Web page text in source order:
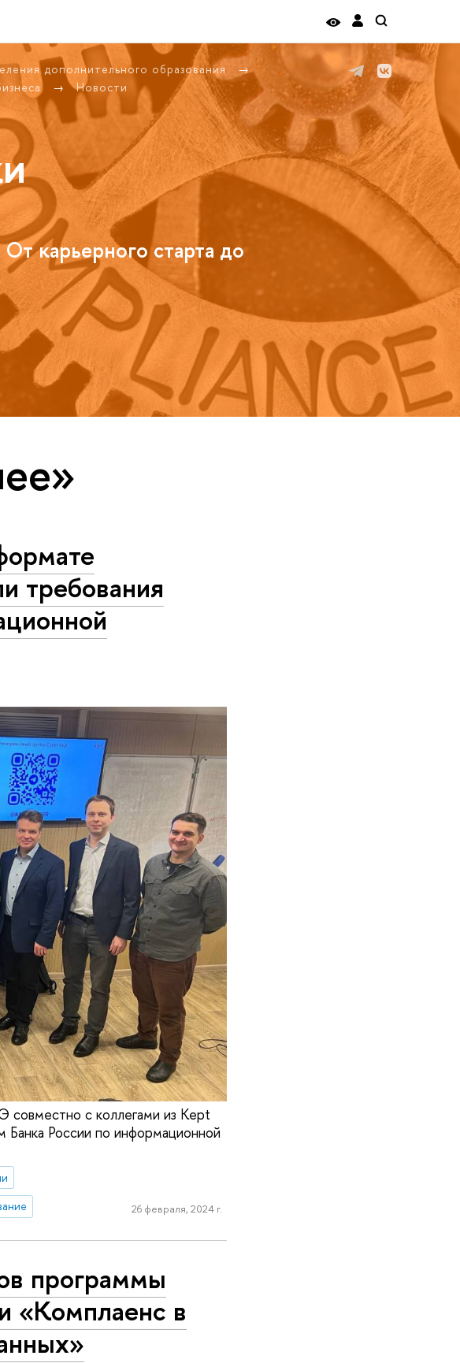
дополнительного образования
Новости
карьерного старта до
требования
с коллегами из Kept
Банка России по информационной
26 февраля, 2024 г.
программы
«Комплаенс в